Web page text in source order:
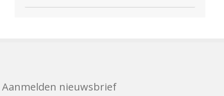
Aanmelden nieuwsbrief